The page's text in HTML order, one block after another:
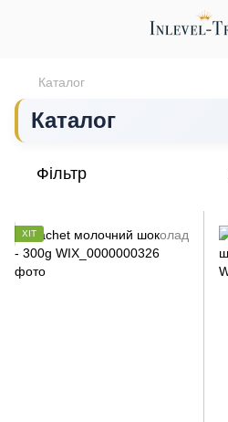
Каталог
Каталог
Фільтр
ХІТ